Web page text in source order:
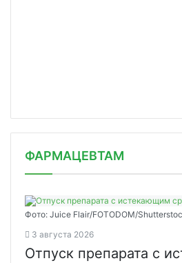
ФАРМАЦЕВТАМ
Фото: Juice Flair/FOTODOM/
3 августа 2026
Отпуск препарата с